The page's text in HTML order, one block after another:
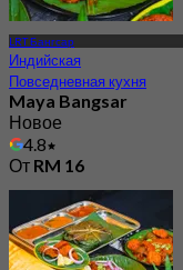
LRT Бангсар
Индийская
Повседневная кухня
Maya Bangsar
Новое
4.8
От RM 16